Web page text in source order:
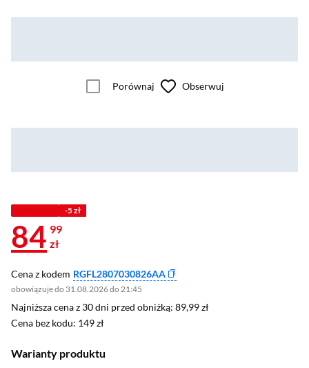
Porównaj Obserwuj
-5 zł
84 99
zł
Cena z kodem RGFL2807030826AA
obowiązuje do 31.08.2026 do 21:45
Najniższa cena z 30 dni przed obniżką: 89,99 zł
Najniższa cena z 30 dni przed obniżką: 89,99 zł
Cena bez kodu: 149 zł
Cena bez kodu: 149 zł
Warianty produktu